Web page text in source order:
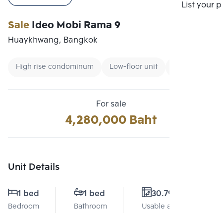
List your
SaleIdeo Mobi Rama 9
Huaykhwang, Bangkok
High rise condominum Low-floor unit
For sale
4,280,000 Baht
Unit Details
1 bed
Bedroom
1 bed
Bathroom
30.79 Sq.m.
Usable area